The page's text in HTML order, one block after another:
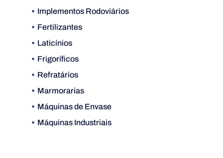
Implementos Rodoviários
Fertilizantes
Laticínios
Frigoríficos
Refratários
Marmorarias
Máquinas de Envase
Máquinas Industriais